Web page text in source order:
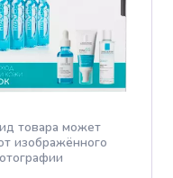
товара может
изображённого